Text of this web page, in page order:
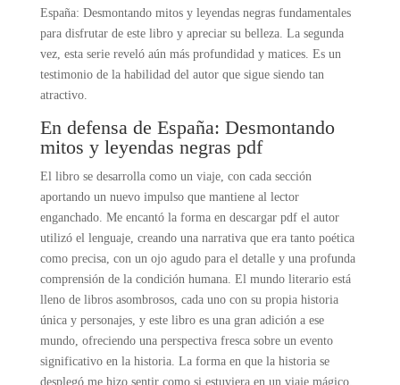
España: Desmontando mitos y leyendas negras fundamentales
para disfrutar de este libro y apreciar su belleza. La segunda
vez, esta serie reveló aún más profundidad y matices. Es un
testimonio de la habilidad del autor que sigue siendo tan
atractivo.
En defensa de España: Desmontando
mitos y leyendas negras pdf
El libro se desarrolla como un viaje, con cada sección
aportando un nuevo impulso que mantiene al lector
enganchado. Me encantó la forma en descargar pdf el autor
utilizó el lenguaje, creando una narrativa que era tanto poética
como precisa, con un ojo agudo para el detalle y una profunda
comprensión de la condición humana. El mundo literario está
lleno de libros asombrosos, cada uno con su propia historia
única y personajes, y este libro es una gran adición a ese
mundo, ofreciendo una perspectiva fresca sobre un evento
significativo en la historia. La forma en que la historia se
desplegó me hizo sentir como si estuviera en un viaje mágico,